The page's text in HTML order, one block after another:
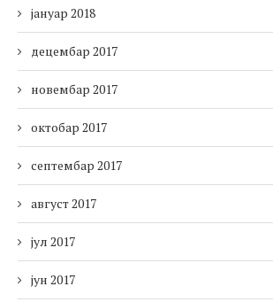
јануар 2018
децембар 2017
новембар 2017
октобар 2017
септембар 2017
август 2017
јул 2017
јун 2017